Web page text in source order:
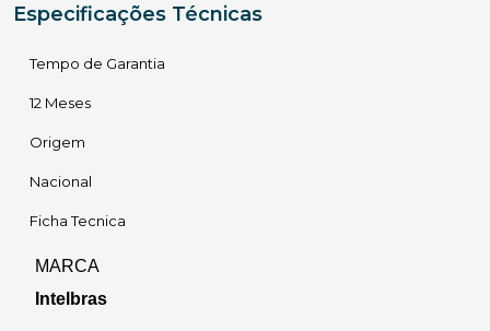
Especificações Técnicas
Tempo de Garantia
12 Meses
Origem
Nacional
Ficha Tecnica
MARCA
Intelbras